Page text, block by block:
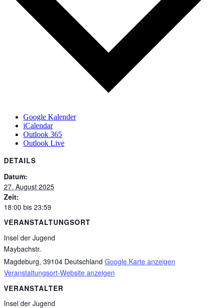
Google Kalender
iCalendar
Outlook 365
Outlook Live
DETAILS
Datum:
27. August 2025
Zeit:
18:00 bis 23:59
VERANSTALTUNGSORT
Insel der Jugend
Maybachstr.
Magdeburg, 39104 Deutschland Google Karte anzeigen
Veranstaltungsort-Website anzeigen
VERANSTALTER
Insel der Jugend